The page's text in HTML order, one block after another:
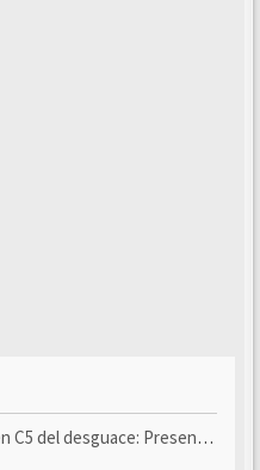
Presentación y seguimiento